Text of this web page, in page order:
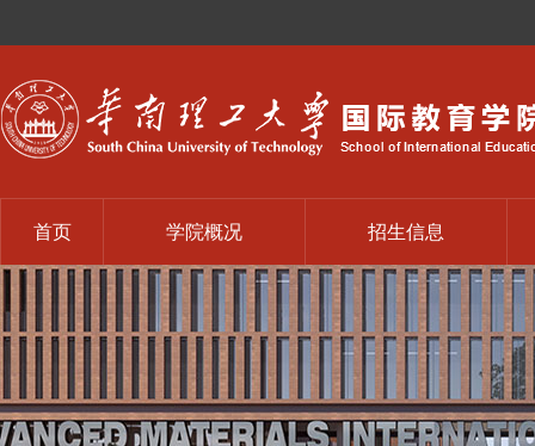
首页 学院概况 招生信息